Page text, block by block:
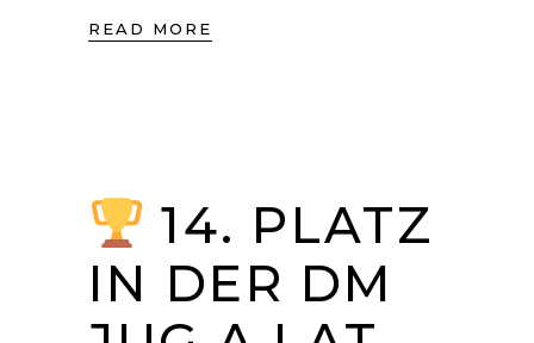
READ MORE
14. PLATZ
IN DER DM